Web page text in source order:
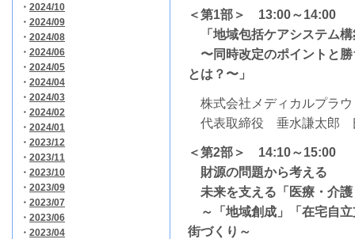
・ 2024/10
・ 2024/09
・ 2024/08
・ 2024/06
・ 2024/05
・ 2024/04
・ 2024/03
・ 2024/02
・ 2024/01
・ 2023/12
・ 2023/11
・ 2023/10
・ 2023/09
・ 2023/07
・ 2023/06
・ 2023/04
＜第1部＞ 13:00～14:00
「地域包括ケアシステム構
〜同時改定のポイントと
とは？〜」
株式会社メディカルプラウ
代表取締役 垂水謙太郎
＜第2部＞ 14:10～15:00
財源の問題から考える
未来を支える「医療・介
～「地域創成」「在宅自
街づくり～